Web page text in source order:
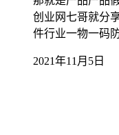
创业网七哥就分
件行业一物一码
2021年11月5日